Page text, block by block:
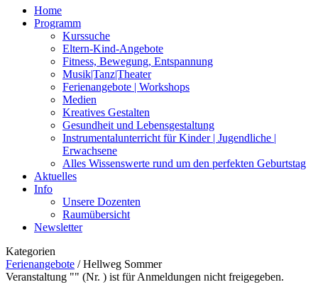
Home
Programm
Kurssuche
Eltern-Kind-Angebote
Fitness, Bewegung, Entspannung
Musik|Tanz|Theater
Ferienangebote | Workshops
Medien
Kreatives Gestalten
Gesundheit und Lebensgestaltung
Instrumentalunterricht für Kinder | Jugendliche |
Erwachsene
Alles Wissenswerte rund um den perfekten Geburtstag
Aktuelles
Info
Unsere Dozenten
Raumübersicht
Newsletter
Kategorien
Ferienangebote /Hellweg Sommer
Veranstaltung "" (Nr. ) ist für Anmeldungen nicht freigegeben.